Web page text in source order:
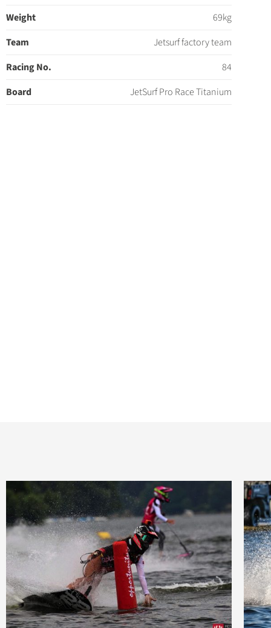
Weight
69kg
Team
Jetsurf factory team
Racing No.
84
Board
JetSurf Pro Race Titanium